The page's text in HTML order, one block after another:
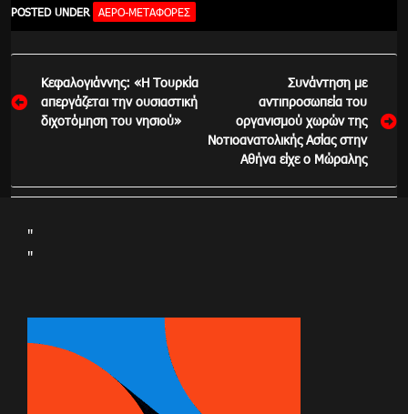
POSTED UNDER ΑΕΡΟ-ΜΕΤΑΦΟΡΈΣ
Πλοήγηση
άρθρων
Κεφαλογιάννης: «Η Τουρκία
απεργάζεται την ουσιαστική
διχοτόμηση του νησιού»
Συνάντηση με
αντιπροσωπεία του
οργανισμού χωρών της
Νοτιοανατολικής Ασίας στην
Αθήνα είχε ο Μώραλης
"
"